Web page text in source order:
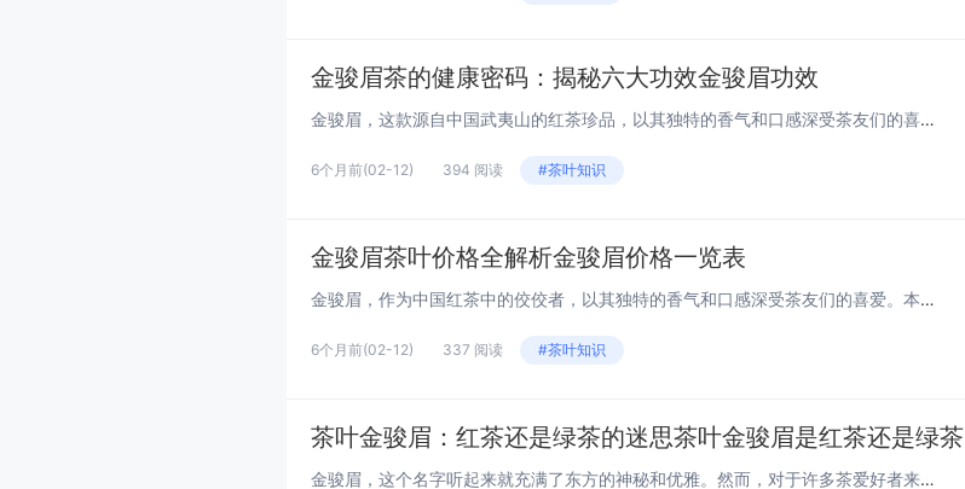
金骏眉茶的健康密码：揭秘六大功效金骏眉功效
金骏眉，这款源自中国武夷山的红茶珍品，以其独特的香气和口感深受茶友们的喜爱。然而，除了品饮的享受，金骏眉还蕴含着丰富的健康益处。本文将带你探索金骏眉的六大功效，揭开这款茶中瑰宝的健康密码。 1. 提神醒脑 金骏眉含有丰富的咖啡因，这种天然...
6个月前(02-12) 394 阅读 #茶叶知识
金骏眉茶叶价格全解析金骏眉价格一览表
金骏眉，作为中国红茶中的佼佼者，以其独特的香气和口感深受茶友们的喜爱。本文将为您详细解析金骏眉茶叶的价格一览表，让您在选择时能心中有数。 金骏眉茶叶的分类 金骏眉茶叶主要分为以下几个等级： 特级金骏眉：采摘自茶树的嫩芽，经过精心制作而成...
6个月前(02-12) 337 阅读 #茶叶知识
茶叶金骏眉：红茶还是绿茶的迷思茶叶金骏眉是红茶还是绿茶
金骏眉，这个名字听起来就充满了东方的神秘和优雅。然而，对于许多茶爱好者来说，一个常见的问题是：金骏眉到底是红茶还是绿茶？今天，我们就来揭开这个谜团，一探究竟。 金骏眉的起源 金骏眉，产自中国福建省武夷山，是一种非常珍贵的茶叶。它的名字来源...